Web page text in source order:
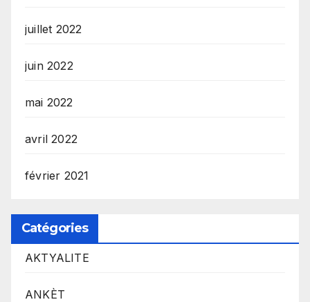
juillet 2022
juin 2022
mai 2022
avril 2022
février 2021
Catégories
AKTYALITE
ANKÈT